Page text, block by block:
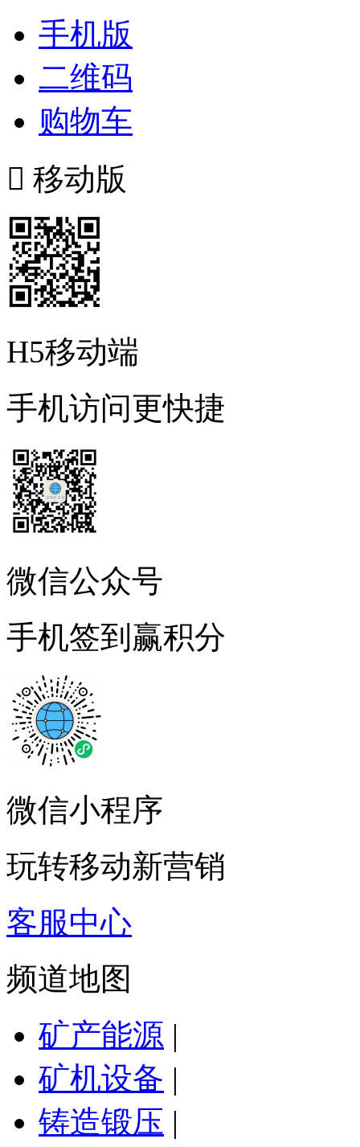
手机版
二维码
购物车
 移动版
H5移动端
手机访问更快捷
微信公众号
手机签到赢积分
微信小程序
玩转移动新营销
客服中心
频道地图
矿产能源 |
矿机设备 |
铸造锻压 |